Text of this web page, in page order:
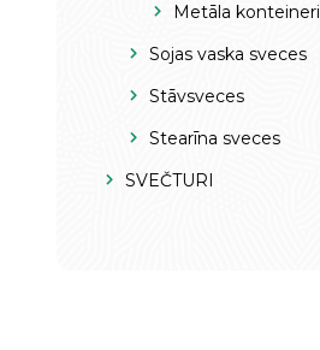
Metāla konteineri
Sojas vaska sveces
Stāvsveces
Stearīna sveces
SVEČTURI